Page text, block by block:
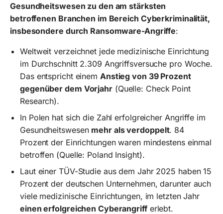
Gesundheitswesen zu den am stärksten
betroffenen Branchen im Bereich Cyberkriminalität,
insbesondere durch Ransomware-Angriffe:
Weltweit verzeichnet jede medizinische Einrichtung
im Durchschnitt 2.309 Angriffsversuche pro Woche.
Das entspricht einem Anstieg von 39 Prozent
gegenüber dem Vorjahr(Quelle: Check Point
Research).
In Polen hat sich die Zahl erfolgreicher Angriffe im
Gesundheitswesen mehr als verdoppelt. 84
Prozent der Einrichtungen waren mindestens einmal
betroffen (Quelle: Poland Insight).
Laut einer TÜV-Studie aus dem Jahr 2025 haben 15
Prozent der deutschen Unternehmen, darunter auch
viele medizinische Einrichtungen, im letzten Jahr
einen erfolgreichen Cyberangrifferlebt.